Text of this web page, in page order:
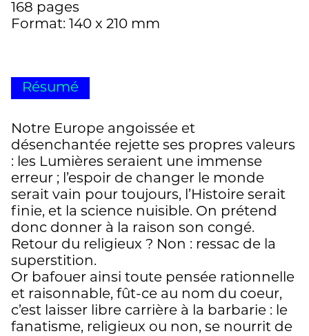
168 pages
Format: 140 x 210 mm
Résumé
Notre Europe angoissée et
désenchantée rejette ses propres valeurs
: les Lumières seraient une immense
erreur ; l’espoir de changer le monde
serait vain pour toujours, l’Histoire serait
finie, et la science nuisible. On prétend
donc donner à la raison son congé.
Retour du religieux ? Non : ressac de la
superstition.
Or bafouer ainsi toute pensée rationnelle
et raisonnable, fût-ce au nom du coeur,
c’est laisser libre carrière à la barbarie : le
fanatisme, religieux ou non, se nourrit de